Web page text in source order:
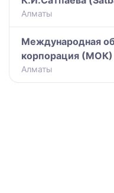
Алматы
Международная
корпорация (МОК)
Алматы